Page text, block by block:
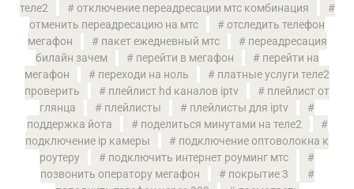
теле2
отключение переадресации мтс комбинация
отменить переадресацию на мтс
отследить телефон
мегафон
пакет ежедневный мтс
переадресация
билайн зачем
перейти в мегафон
перейти на
мегафон
переходи на ноль
платные услуги теле2
проверить
плейлист hd каналов iptv
плейлист от
глянца
плейлисты
плейлисты для iptv
поддержка йота
поделиться минутами на теле2
подключение ip камеры
подключение оптоволокна к
роутеру
подключить интернет роуминг мтс
позвонить оператору мегафон
покрытие 3